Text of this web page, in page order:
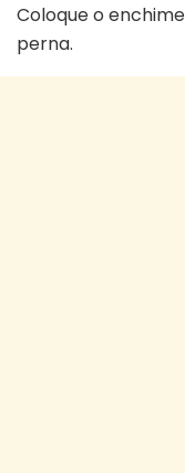
Coloque o
perna.